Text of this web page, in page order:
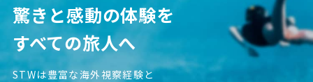
驚きと感動の体験を
すべての旅人へ
STWは豊富な海外視察経験と